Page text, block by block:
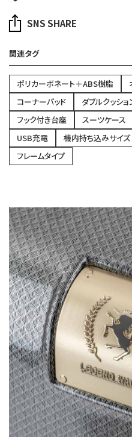
SNS SHARE
関連タグ
ポリカーボネート＋ABS樹脂
コーナーパッド
ダブルクッシ
フック付き台座
スーツケース
USB充電
機内持ち込みサイズ
フレームタイプ